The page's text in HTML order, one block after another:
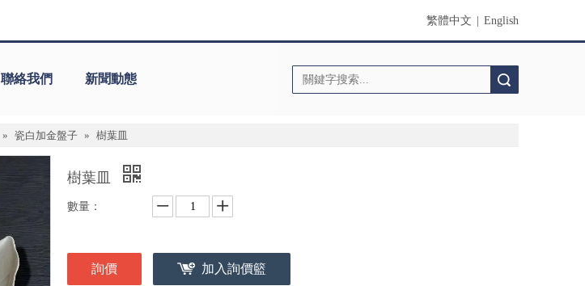
繁體中文 English
聯絡我們 新聞動態
» 瓷白加金盤子 » 樹葉皿
樹葉皿
數量：
詢價 加入詢價籃